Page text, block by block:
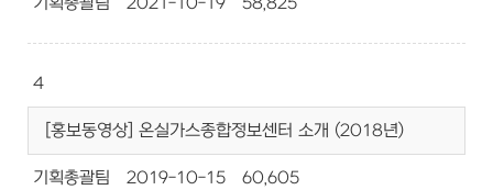
4
[홍보동영상] 온실가스종합정보센터 소개 (2018년)
기획총괄팀 2019-10-15 60,605